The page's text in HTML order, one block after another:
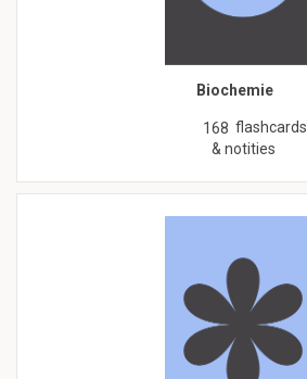
Biochemie
168 flashcards
& notities